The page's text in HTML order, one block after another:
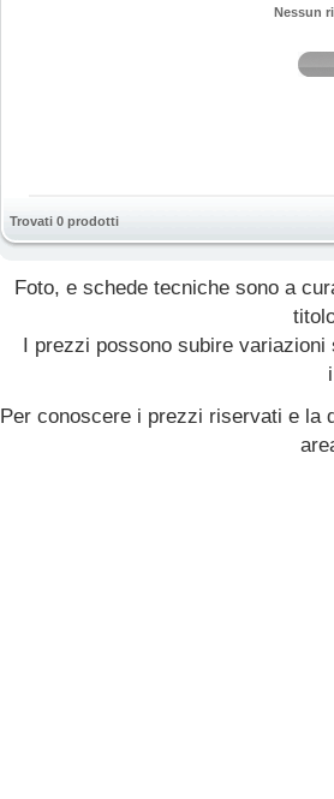
Nessun
Trovati 0 prodotti
Foto, e schede tecniche sono a
I prezzi possono subire
Per conoscere i prezzi riservati e la